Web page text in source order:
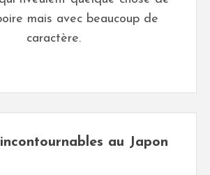
mais avec beaucoup de
caractère.
au Japon